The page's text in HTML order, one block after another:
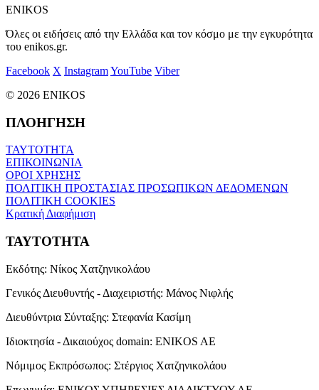
ENIKOS
Όλες οι ειδήσεις από την Ελλάδα και τον κόσμο με την εγκυρότητα
του enikos.gr.
Facebook X InstagramYouTube Viber
© 2026 ENIKOS
ΠΛΟΗΓΗΣΗ
ΤΑΥΤΟΤΗΤΑ
ΕΠΙΚΟΙΝΩΝΙΑ
ΟΡΟΙ ΧΡΗΣΗΣ
ΠΟΛΙΤΙΚΗ ΠΡΟΣΤΑΣΙΑΣ ΠΡΟΣΩΠΙΚΩΝ ΔΕΔΟΜΕΝΩΝ
ΠΟΛΙΤΙΚΗ COOKIES
Κρατική Διαφήμιση
ΤΑΥΤΟΤΗΤΑ
Εκδότης: Νίκος Χατζηνικολάου
Γενικός Διευθυντής - Διαχειριστής: Μάνος Νιφλής
Διευθύντρια Σύνταξης: Στεφανία Κασίμη
Ιδιοκτησία - Δικαιούχος domain: ENIKOS AE
Νόμιμος Εκπρόσωπος: Στέργιος Χατζηνικολάου